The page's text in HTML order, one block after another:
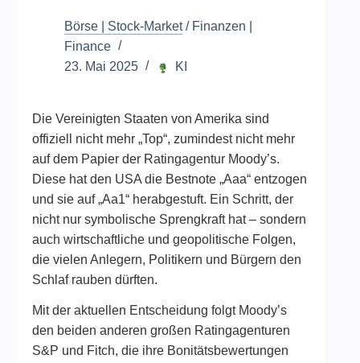
Börse | Stock-Market/ Finanzen |
Finance
23. Mai 2025
KI
Die Vereinigten Staaten von Amerika sind
offiziell nicht mehr „Top“, zumindest nicht mehr
auf dem Papier der Ratingagentur Moody’s.
Diese hat den USA die Bestnote „Aaa“ entzogen
und sie auf „Aa1“ herabgestuft. Ein Schritt, der
nicht nur symbolische Sprengkraft hat – sondern
auch wirtschaftliche und geopolitische Folgen,
die vielen Anlegern, Politikern und Bürgern den
Schlaf rauben dürften.
Mit der aktuellen Entscheidung folgt Moody’s
den beiden anderen großen Ratingagenturen
S&P und Fitch, die ihre Bonitätsbewertungen